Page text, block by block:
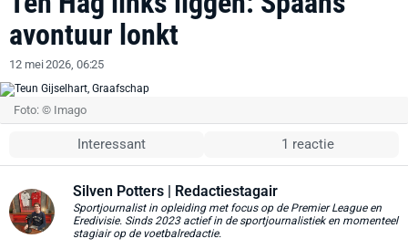
avontuur lonkt
12 mei 2026, 06:25
Foto: © Imago
Interessant 1 reactie
Silven Potters | Redactiestagair
Sportjournalist in opleiding met focus op de Premier League en
Eredivisie. Sinds 2023 actief in de sportjournalistiek en momenteel
stagiair op de voetbalredactie.